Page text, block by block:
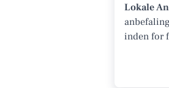
Lokale
inden for